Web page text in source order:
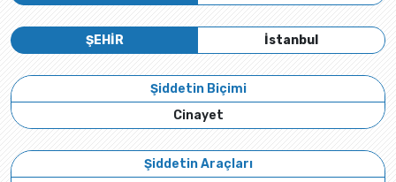
İstanbul
ŞEHİR
Şiddetin Biçimi
Cinayet
Şiddetin Araçları